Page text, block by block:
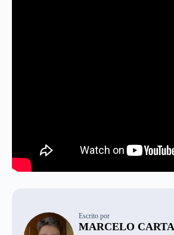
Escrito por
MARCELO